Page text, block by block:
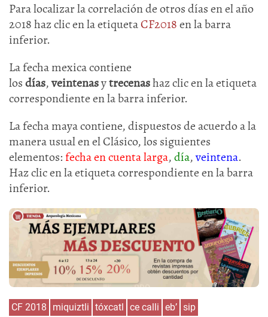
Para localizar la correlación de otros días en el año
2018 haz clic en la etiquetaCF2018en la barra
inferior.
La fecha mexica contiene
losdías,veintenasytrecenashaz clic en la etiqueta
correspondiente en la barra inferior.
La fecha maya contiene, dispuestos de acuerdo a la
manera usual en el Clásico, los siguientes
elementos:fecha en cuenta larga,día,veintena.
Haz clic en la etiqueta correspondiente en la barra
inferior.
CF 2018 miquiztli tóxcatl ce calli eb’ sip